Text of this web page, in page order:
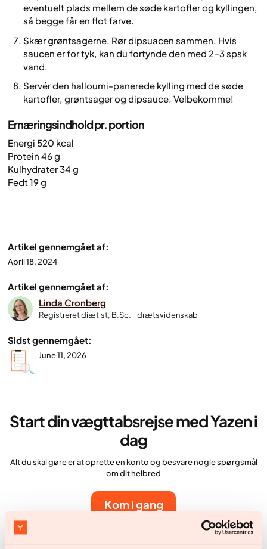
eventuelt plads mellem de søde kartofler og kyllingen,
så begge får en flot farve.
Skær grøntsagerne. Rør dipsuacen sammen. Hvis
saucen er for tyk, kan du fortynde den med 2-3 spsk
vand.
Servér den halloumi-panerede kylling med de søde
kartofler, grøntsager og dipsauce. Velbekomme!
Ernæringsindhold pr. portion
Energi 520 kcal
Protein 46 g
Kulhydrater 34 g
Fedt 19 g
Artikel gennemgået af:
April 18, 2024
Artikel gennemgået af:
Linda Cronberg
Registreret diætist, B.Sc. i idrætsvidenskab
Sidst gennemgået:
June 11, 2026
Start din vægttabsrejse med Yazen i
dag
Alt du skal gøre er at oprette en konto og besvare nogle spørgsmål
om dit helbred
Kom i gang
Kom i gang